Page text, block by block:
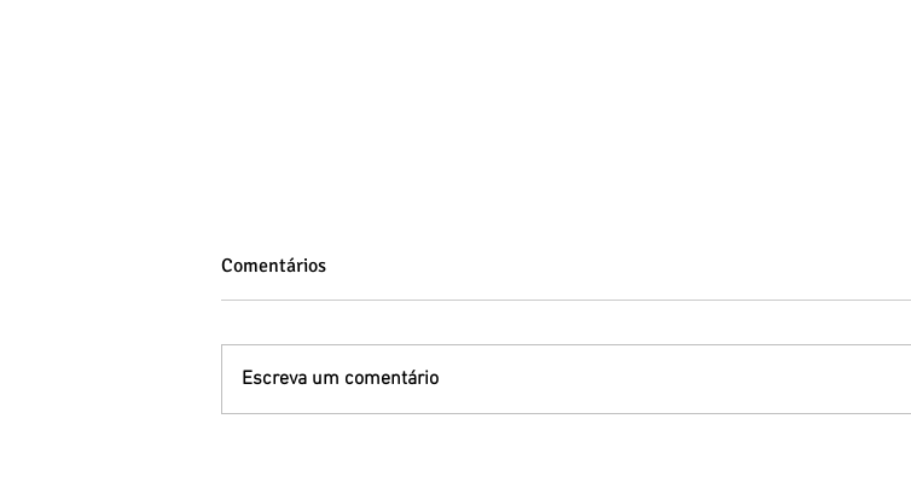
Comentários
Escreva um comentário